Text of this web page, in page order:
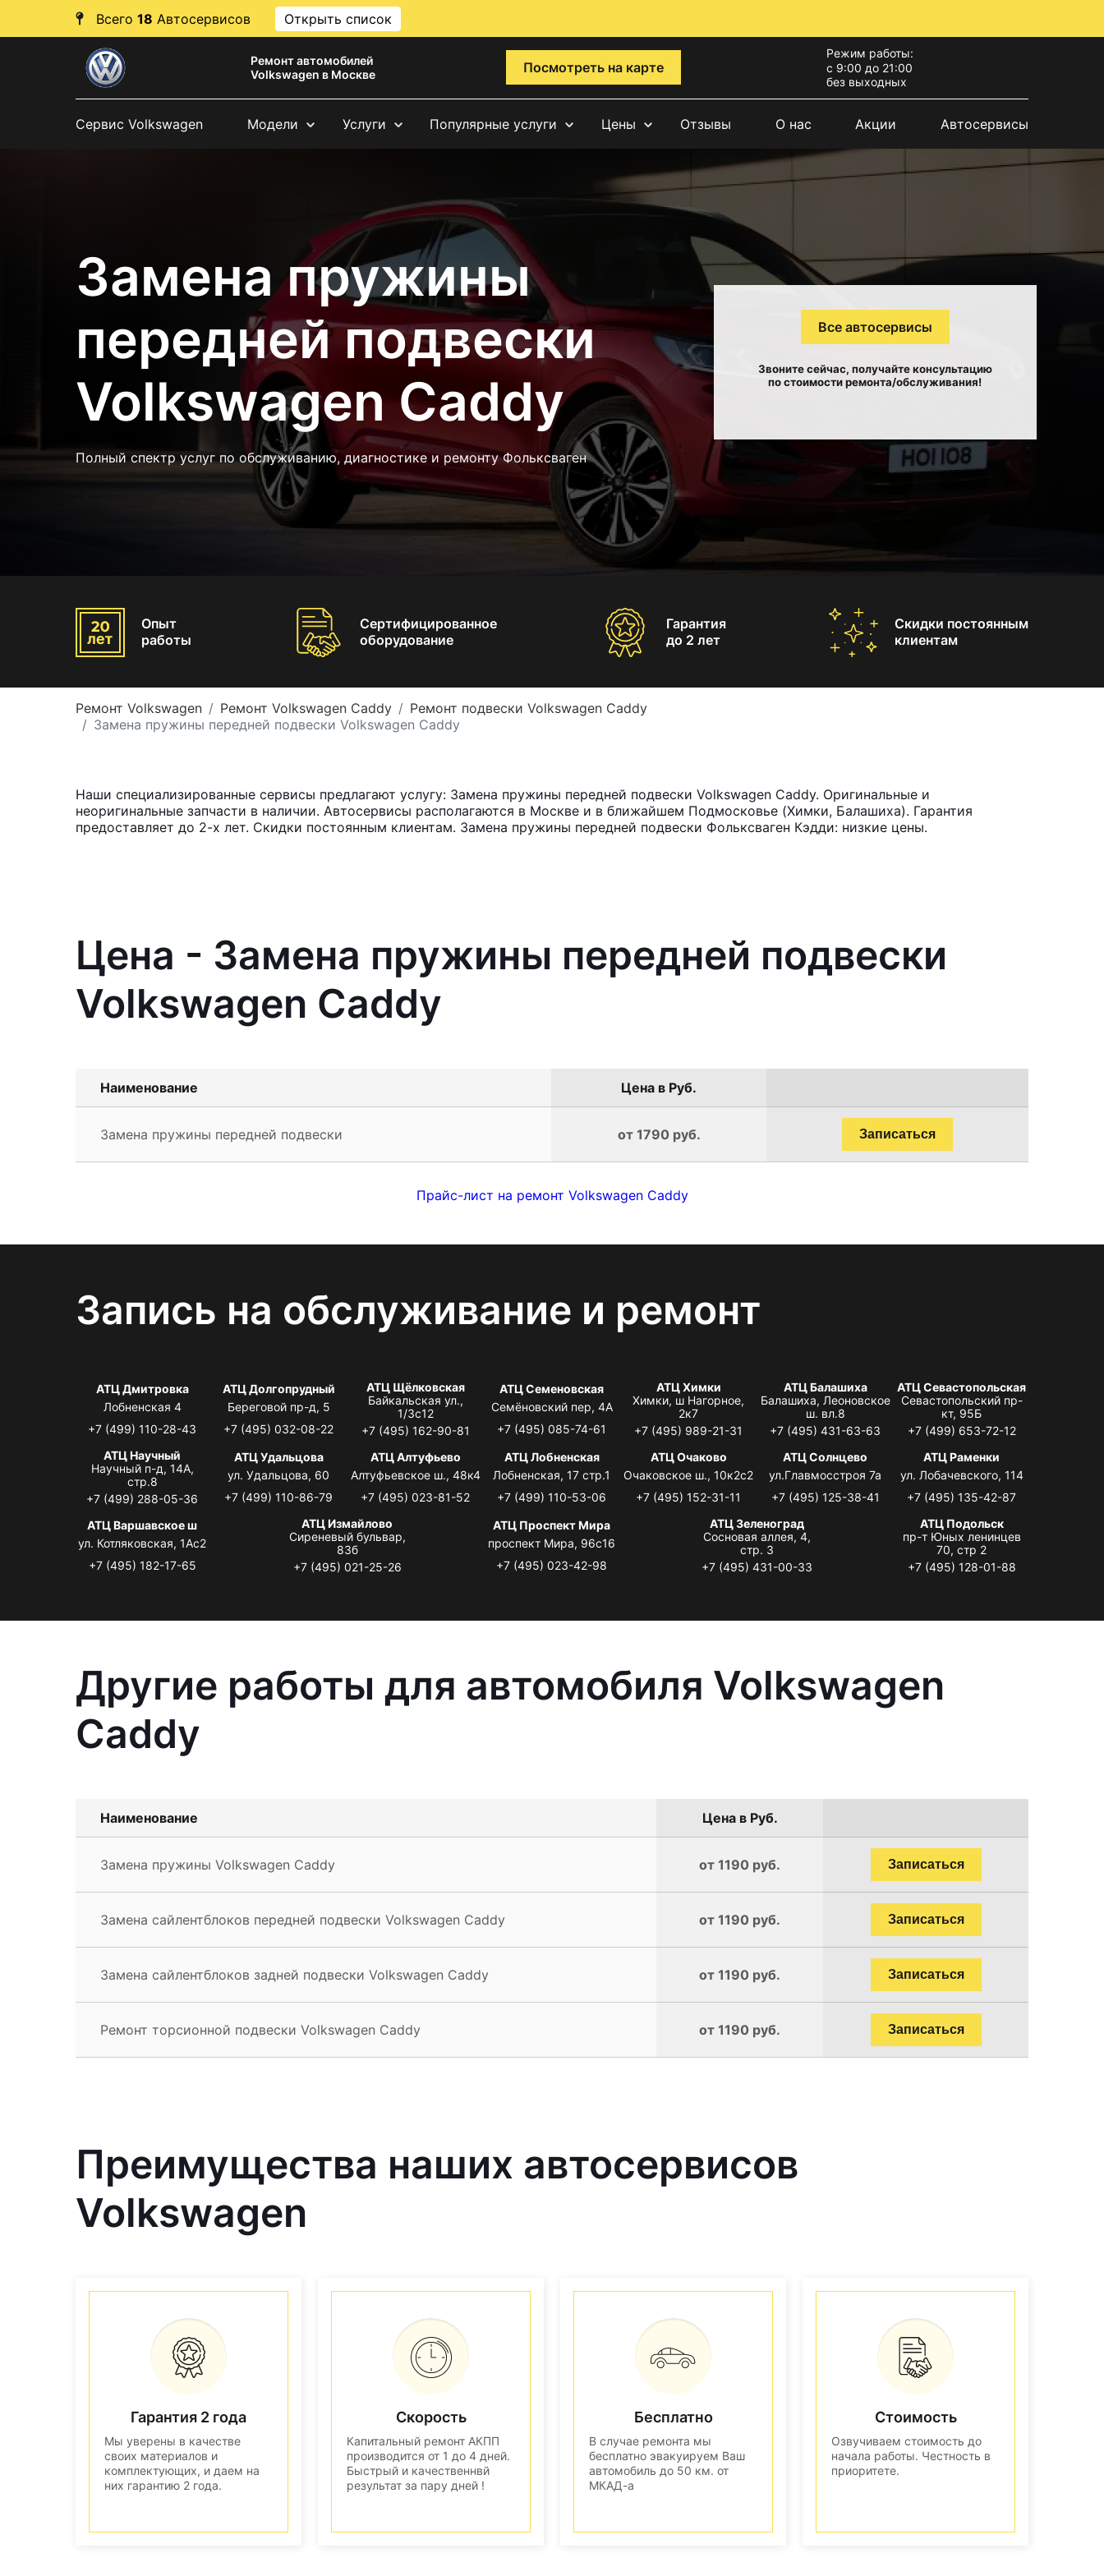
Всего 18 Автосервисов Открыть список
Ремонт автомобилей
Volkswagen в Москве
Посмотреть на карте
Режим работы:
с 9:00 до 21:00
без выходных
Сервис Volkswagen Модели Услуги Популярные услуги Цены Отзывы О нас Акции Автосервисы
Замена пружины
передней подвески
Volkswagen Caddy
Полный спектр услуг по обслуживанию, диагностике и ремонту Фольксваген
Все автосервисы
Звоните сейчас, получайте консультацию
по стоимости ремонта/обслуживания!
Опыт
работы
Сертифицированное
оборудование
Гарантия
до 2 лет
Скидки постоянным
клиентам
Ремонт Volkswagen Ремонт Volkswagen Caddy
Ремонт подвески Volkswagen Caddy
Замена пружины передней подвески Volkswagen Caddy
Наши специализированные сервисы предлагают услугу: Замена пружины передней подвески Volkswagen Caddy. Оригинальные и
неоригинальные запчасти в наличии. Автосервисы располагаются в Москве и в ближайшем Подмосковье (Химки, Балашиха). Гарантия
предоставляет до 2-х лет. Скидки постоянным клиентам. Замена пружины передней подвески Фольксваген Кэдди: низкие цены.
Цена - Замена пружины передней подвески
Volkswagen Caddy
Наименование Цена в Руб.
Замена пружины передней подвески от 1790 руб. Записаться
Прайс-лист на ремонт Volkswagen Caddy
Запись на обслуживание и ремонт
АТЦ Дмитровка
Лобненская 4
+7 (499) 110-28-43
АТЦ Долгопрудный
Береговой пр-д, 5
+7 (495) 032-08-22
АТЦ Щёлковская
Байкальская ул.,
1/3с12
+7 (495) 162-90-81
АТЦ Семеновская
Семёновский пер, 4А
+7 (495) 085-74-61
АТЦ Химки
Химки, ш Нагорное,
2к7
+7 (495) 989-21-31
АТЦ Балашиха
Балашиха, Леоновское
ш. вл.8
+7 (495) 431-63-63
АТЦ Севастопольская
Севастопольский пр-
кт, 95Б
+7 (499) 653-72-12
АТЦ Научный
Научный п-д, 14А,
стр.8
+7 (499) 288-05-36
АТЦ Удальцова
ул. Удальцова, 60
+7 (499) 110-86-79
АТЦ Алтуфьево
Алтуфьевское ш., 48к4
+7 (495) 023-81-52
АТЦ Лобненская
Лобненская, 17 стр.1
+7 (499) 110-53-06
АТЦ Очаково
Очаковское ш., 10к2с2
+7 (495) 152-31-11
АТЦ Солнцево
ул.Главмосстроя 7а
+7 (495) 125-38-41
АТЦ Раменки
ул. Лобачевского, 114
+7 (495) 135-42-87
АТЦ Варшавское ш
ул. Котляковская, 1Ас2
+7 (495) 182-17-65
АТЦ Измайлово
Сиреневый бульвар,
83б
+7 (495) 021-25-26
АТЦ Проспект Мира
проспект Мира, 96с16
+7 (495) 023-42-98
АТЦ Зеленоград
Сосновая аллея, 4,
стр. 3
+7 (495) 431-00-33
АТЦ Подольск
пр-т Юных ленинцев
70, стр 2
+7 (495) 128-01-88
Другие работы для автомобиля Volkswagen
Caddy
Наименование Цена в Руб.
Замена пружины Volkswagen Caddy от 1190 руб. Записаться
Замена сайлентблоков передней подвески Volkswagen Caddy от 1190 руб. Записаться
Замена сайлентблоков задней подвески Volkswagen Caddy от 1190 руб. Записаться
Ремонт торсионной подвески Volkswagen Caddy от 1190 руб. Записаться
Преимущества наших автосервисов
Volkswagen
Гарантия 2 года
Мы уверены в качестве
своих материалов и
комплектующих, и даем на
них гарантию 2 года.
Скорость
Капитальный ремонт АКПП
производится от 1 до 4 дней.
Быстрый и качественнвй
результат за пару дней !
Бесплатно
В случае ремонта мы
бесплатно эвакуируем Ваш
автомобиль до 50 км. от
МКАД-а
Стоимость
Озвучиваем стоимость до
начала работы. Честность в
приоритете.